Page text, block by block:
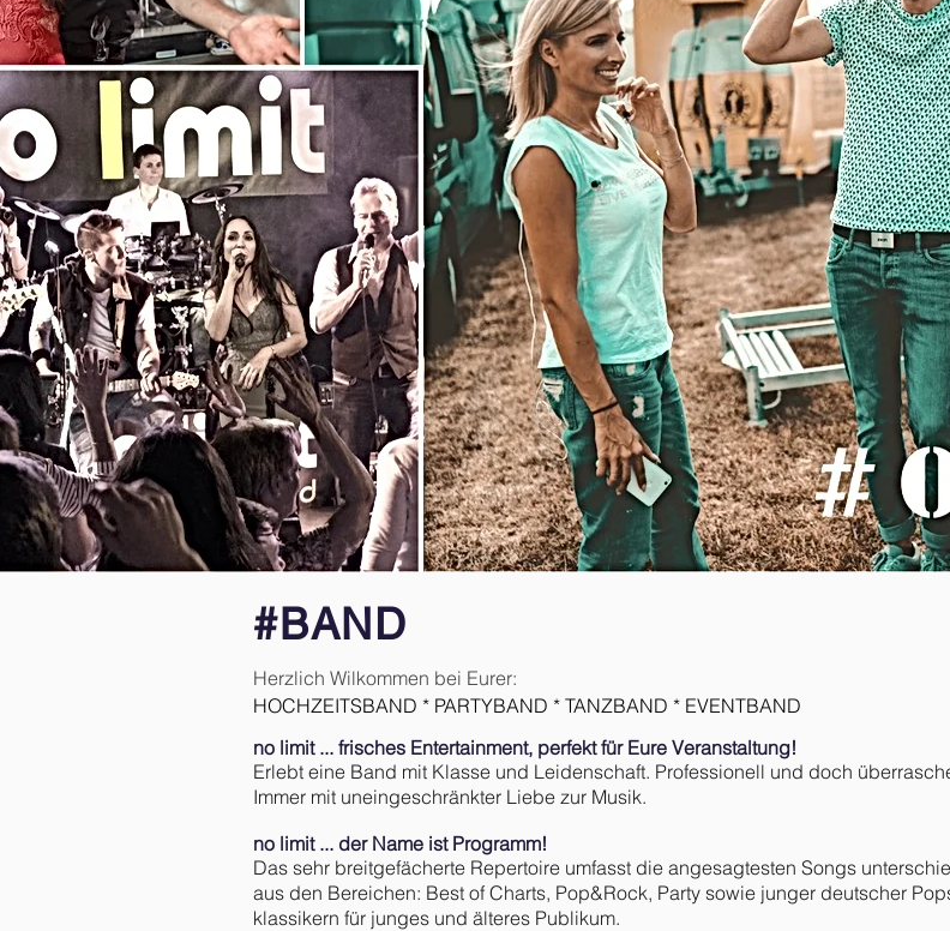
#BAND
Herzlich Wilkommen bei Eurer:
HOCHZEITSBAND * PARTYBAND * TANZBAND * EVENTBAND
no limit ... frisches Entertainment, perfekt für Eure Veranstaltung!
Erlebt eine Band mit Klasse und Leidenschaft. Professionell und doch
Immer mit uneingeschränkter Liebe zur Musik.
no limit ... der Name ist Programm!
Das sehr breitgefächerte Repertoire umfasst die angesagtesten Songs
aus den Bereichen: Best of Charts, Pop&Rock, Party sowie junger deutscher
klassikern für junges und älteres Publikum.